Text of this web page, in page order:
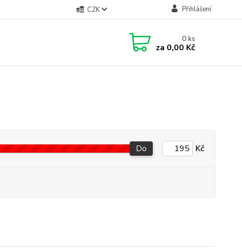
CZK Přihlášení
0ks
za 0,00 Kč
Do Kč